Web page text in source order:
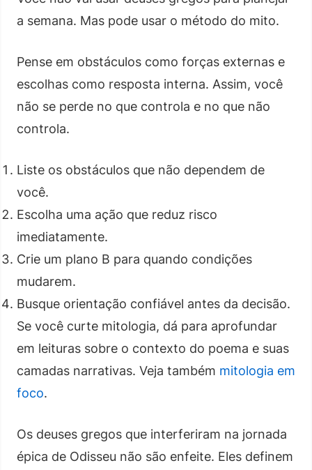
a semana. Mas pode usar o método do mito.
Pense em obstáculos como forças externas e
escolhas como resposta interna. Assim, você
não se perde no que controla e no que não
controla.
Liste os obstáculos que não dependem de
você.
Escolha uma ação que reduz risco
imediatamente.
Crie um plano B para quando condições
mudarem.
Busque orientação confiável antes da decisão.
Se você curte mitologia, dá para aprofundar
em leituras sobre o contexto do poema e suas
camadas narrativas. Veja também mitologia em
foco.
Os deuses gregos que interferiram na jornada
épica de Odisseu não são enfeite. Eles definem